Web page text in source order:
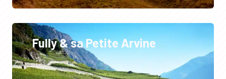
Fully & sa Petite Arvine